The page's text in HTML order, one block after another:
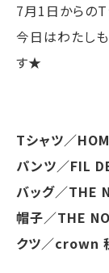
7月1日からのT
今日はわたし
す★
Tシャツ／
パンツ／FIL
バッグ／THE
帽子／THE
クツ／crown